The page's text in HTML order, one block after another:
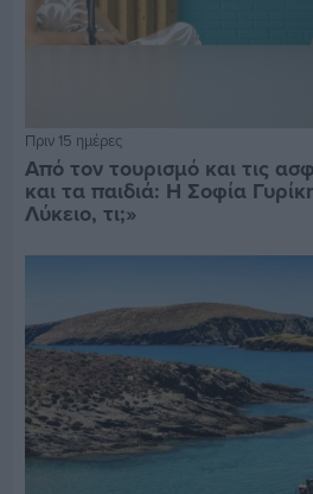
Πριν 15 ημέρες
Από τον τουρισμό και τις
και τα παιδιά: Η Σοφία
Λύκειο, τι;»